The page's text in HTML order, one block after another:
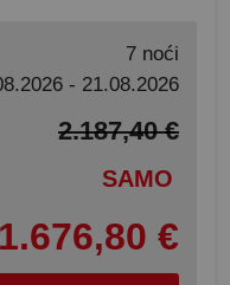
7 noći
- 21.08.2026
2.187,40 €
SAMO
1.676,80 €